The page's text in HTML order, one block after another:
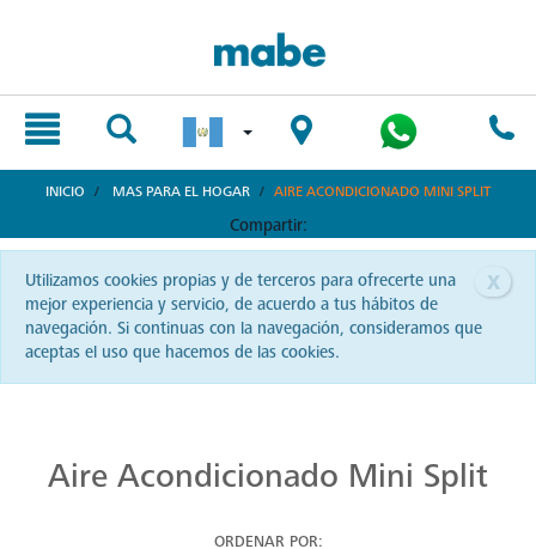
INICIO MAS PARA EL HOGAR AIRE ACONDICIONADO MINI SPLIT
Compartir:
x
Utilizamos cookies propias y de terceros para ofrecerte una
mejor experiencia y servicio, de acuerdo a tus hábitos de
navegación. Si continuas con la navegación, consideramos que
aceptas el uso que hacemos de las cookies.
Aire Acondicionado Mini Split
ORDENAR POR: